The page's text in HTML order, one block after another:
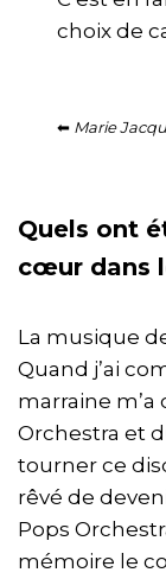
choix de
⬅ Marie
Quels ont
cœur dans
La musique
Quand j’ai
marraine
Orchestra et
tourner ce
rêvé de
Pops
mémoire le